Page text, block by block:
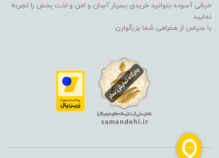
خیالی آسوده بتوانید خریدی بسیار آسان و امن و لذت بخش را تجربه
نمایید .
با سپاس از همراهی شما بزرگوارن